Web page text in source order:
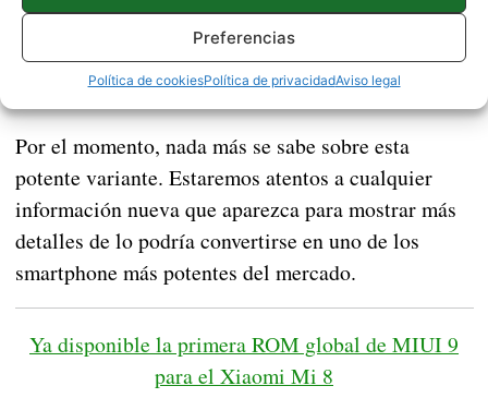
Preferencias
Política de cookiesPolítica de privacidadAviso legal
USB Type-C
Sensor de huellas
Batería de 3.400 mAh
Por el momento, nada más se sabe sobre esta
potente variante. Estaremos atentos a cualquier
información nueva que aparezca para mostrar más
detalles de lo podría convertirse en uno de los
smartphone más potentes del mercado.
Ya disponible la primera ROM global de MIUI 9
para el Xiaomi Mi 8